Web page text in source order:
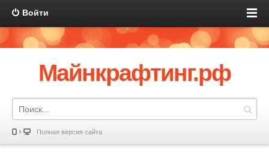
Войти
Майнкрафтинг.рф
Полная версия сайта